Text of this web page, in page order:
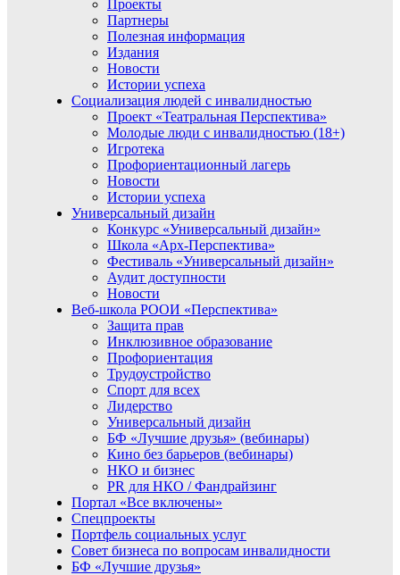
Проекты
Партнеры
Полезная информация
Издания
Новости
Истории успеха
Социализация людей с инвалидностью
Проект «Театральная Перспектива»
Молодые люди с инвалидностью (18+)
Игротека
Профориентационный лагерь
Новости
Истории успеха
Универсальный дизайн
Конкурс «Универсальный дизайн»
Школа «Арх-Перспектива»
Фестиваль «Универсальный дизайн»
Аудит доступности
Новости
Веб-школа РООИ «Перспектива»
Защита прав
Инклюзивное образование
Профориентация
Трудоустройство
Спорт для всех
Лидерство
Универсальный дизайн
БФ «Лучшие друзья» (вебинары)
Кино без барьеров (вебинары)
НКО и бизнес
PR для НКО / Фандрайзинг
Портал «Все включены»
Спецпроекты
Портфель социальных услуг
Совет бизнеса по вопросам инвалидности
БФ «Лучшие друзья»